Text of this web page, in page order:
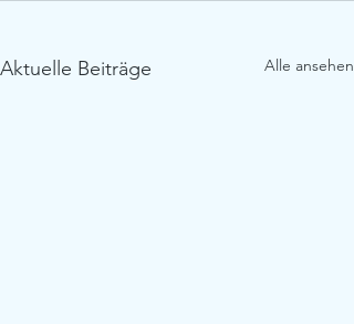
Aktuelle Beiträge Alle ansehen